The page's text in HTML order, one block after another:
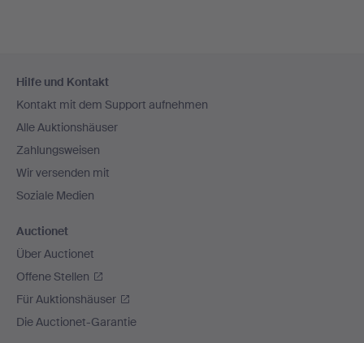
Navigation
Hilfe und Kontakt
Kontakt mit dem Support aufnehmen
Alle Auktionshäuser
Zahlungsweisen
Wir versenden mit
Soziale Medien
Auctionet
Über Auctionet
Offene Stellen
Für Auktionshäuser
Die Auctionet-Garantie